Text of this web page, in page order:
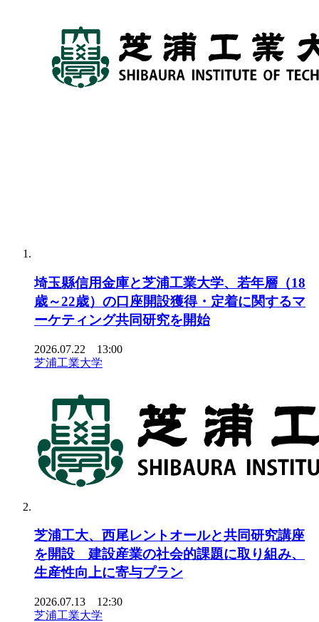
埼玉縣信用金庫と芝浦工業大学、若年層（18
歳～22歳）の口座開設獲得・定着に関するマ
ーケティング共同研究を開始
2026.07.22 13:00
芝浦工業大学
芝浦工大、西尾レントオールと共同研究講座
を開設 建設産業の社会的課題に取り組み、
生産性向上に寄与プラン
2026.07.13 12:30
芝浦工業大学